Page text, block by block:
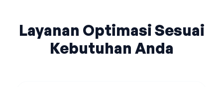
Layanan Optimasi Sesuai
Kebutuhan Anda